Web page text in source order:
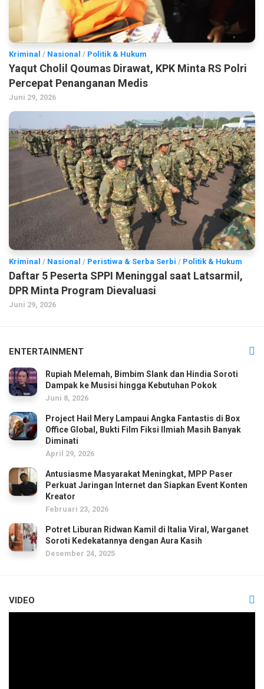
Kriminal / Nasional / Politik & Hukum
Yaqut Cholil Qoumas Dirawat, KPK Minta RS Polri
Percepat Penanganan Medis
Juni 29, 2026
Kriminal / Nasional / Peristiwa & Serba Serbi / Politik & Hukum
Daftar 5 Peserta SPPI Meninggal saat Latsarmil,
DPR Minta Program Dievaluasi
Juni 29, 2026
ENTERTAINMENT
Rupiah Melemah, Bimbim Slank dan Hindia Soroti
Dampak ke Musisi hingga Kebutuhan Pokok
Juni 8, 2026
Project Hail Mery Lampaui Angka Fantastis di Box
Office Global, Bukti Film Fiksi Ilmiah Masih Banyak
Diminati
April 29, 2026
Antusiasme Masyarakat Meningkat, MPP Paser
Perkuat Jaringan Internet dan Siapkan Event Konten
Kreator
Februari 23, 2026
Potret Liburan Ridwan Kamil di Italia Viral, Warganet
Soroti Kedekatannya dengan Aura Kasih
Desember 24, 2025
VIDEO